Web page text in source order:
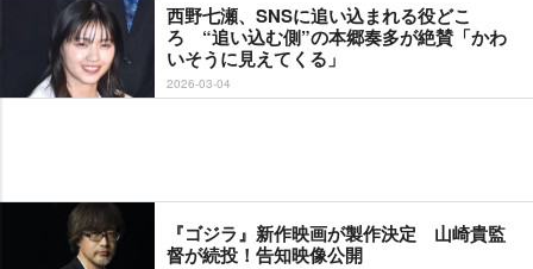
西野七瀬、SNSに追い込まれる役どこ
ろ “追い込む側”の本郷奏多が絶賛「かわ
いそうに見えてくる」
2026-03-04
『ゴジラ』新作映画が製作決定 山崎貴監
督が続投！告知映像公開